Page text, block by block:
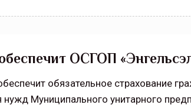
ОСГОП
обязательное страхование
Муниципального унитарного
Тамбов — под страховой